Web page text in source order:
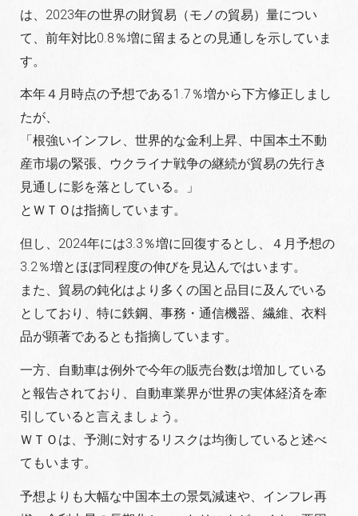
は、2023年の世界の財貿易（モノの貿易）量につい
て、前年対比0.8％増に留まるとの見通しを示していま
す。
本年４月時点の予想である1.7％増から下方修正しまし
たが、
「根強いインフレ、世界的な金利上昇、中国本土不動
産市場の緊張、ウクライナ戦争の継続が貿易の先行き
見通しに影を落としている。」
とＷＴＯは指摘しています。
但し、2024年には3.3％増に回復するとし、４月予想の
3.2％増とほぼ同程度の伸びを見込んではいます。
また、貿易の鈍化はより多くの国と品目に及んでいる
としており、特に鉄鋼、事務・通信機器、繊維、衣料
品が顕著であるとも指摘しています。
一方、自動車は例外で今年の販売台数は増加している
と報告されており、自動車業界が世界の実体経済を牽
引していると言えましょう。
ＷＴＯは、予測に対するリスクは均衡していると述べ
てもいます。
予想よりも大幅な中国本土の景気減速や、インフレ再